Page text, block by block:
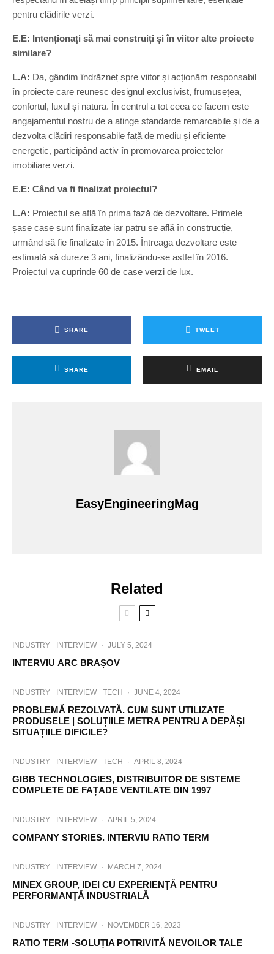
pentru clădirile verzi.
E.E: Intenționați să mai construiți și în viitor alte proiecte
similare?
L.A: Da, gândim îndrăzneț spre viitor și acționăm responsabil
în proiecte care reunesc designul exclusivist, frumusețea,
confortul, luxul și natura. În centrul a tot ceea ce facem este
angajamentul nostru de a atinge standarde remarcabile și de a
dezvolta clădiri responsabile față de mediu și eficiente
energetic, participând activ în promovarea proiectelor
imobiliare verzi.
E.E: Când va fi finalizat proiectul?
L.A: Proiectul se află în prima fază de dezvoltare. Primele
șase case sunt finalizate iar patru se află în construcție,
urmând să fie finalizate în 2015. Întreaga dezvoltare este
estimată să dureze 3 ani, finalizându-se astfel în 2016.
Proiectul va cuprinde 60 de case verzi de lux.
SHARE TWEET
SHARE EMAIL
EasyEngineeringMag
Related
INDUSTRY INTERVIEW · JULY 5, 2024
INTERVIU ARC BRAȘOV
INDUSTRY INTERVIEW TECH · JUNE 4, 2024
PROBLEMĂ REZOLVATĂ. CUM SUNT UTILIZATE
PRODUSELE | SOLUȚIILE METRA PENTRU A DEPĂȘI
SITUAȚIILE DIFICILE?
INDUSTRY INTERVIEW TECH · APRIL 8, 2024
GIBB TECHNOLOGIES, DISTRIBUITOR DE SISTEME
COMPLETE DE FAȚADE VENTILATE DIN 1997
INDUSTRY INTERVIEW · APRIL 5, 2024
COMPANY STORIES. INTERVIU RATIO TERM
INDUSTRY INTERVIEW · MARCH 7, 2024
MINEX GROUP, IDEI CU EXPERIENȚĂ PENTRU
PERFORMANȚĂ INDUSTRIALĂ
INDUSTRY INTERVIEW · NOVEMBER 16, 2023
RATIO TERM -SOLUȚIA POTRIVITĂ NEVOILOR TALE